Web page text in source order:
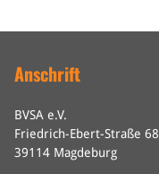
Anschrift
BVSA e.V.
Friedrich-Ebert-Straße 68
39114 Magdeburg